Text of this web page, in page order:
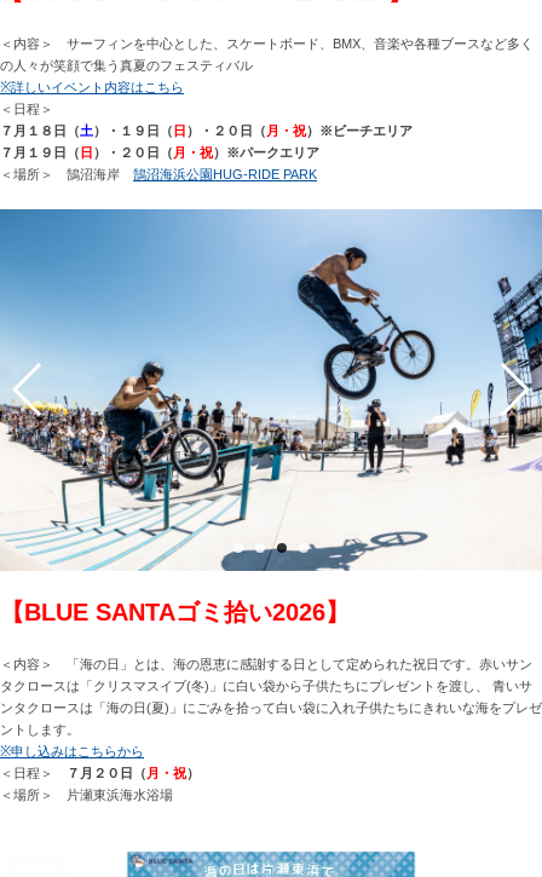
＜内容＞ サーフィンを中心とした、スケートボード、BMX、音楽や各種ブースなど多く
の人々が笑顔で集う真夏のフェスティバル
※詳しいイベント内容はこちら
＜日程＞
７月１８日（土 ）・１９日（ 日 ）・２０日（ 月・祝）※ビーチエリア
７月１９日（ 日 ）・２０日（ 月・祝）※パークエリア
＜場所＞ 鵠沼海岸 鵠沼海浜公園HUG-RIDE PARK
【BLUE SANTAゴミ拾い2026】
＜内容＞ 「海の日」とは、海の恩恵に感謝する日として定められた祝日です。赤いサン
タクロースは「クリスマスイブ(冬)」に白い袋から子供たちにプレゼントを渡し、 青いサ
ンタクロースは「海の日(夏)」にごみを拾って白い袋に入れ子供たちにきれいな海をプレゼ
ントします。
※申し込みはこちらから
＜日程＞
７月２０日（ 月・祝）
＜場所＞ 片瀬東浜海水浴場